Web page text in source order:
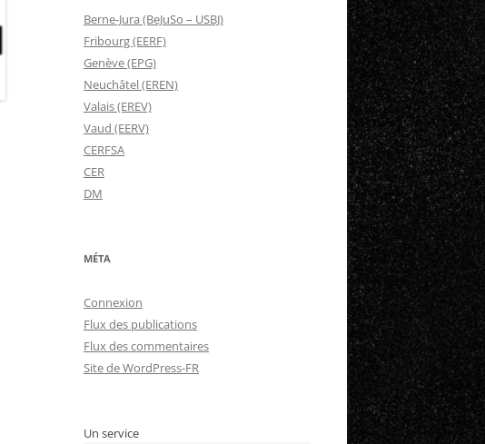
Berne-Jura (BeJuSo – USBJ)
Fribourg (EERF)
Genève (EPG)
Neuchâtel (EREN)
Valais (EREV)
Vaud (EERV)
CERFSA
CER
DM
MÉTA
Connexion
Flux des publications
Flux des commentaires
Site de WordPress-FR
Un service